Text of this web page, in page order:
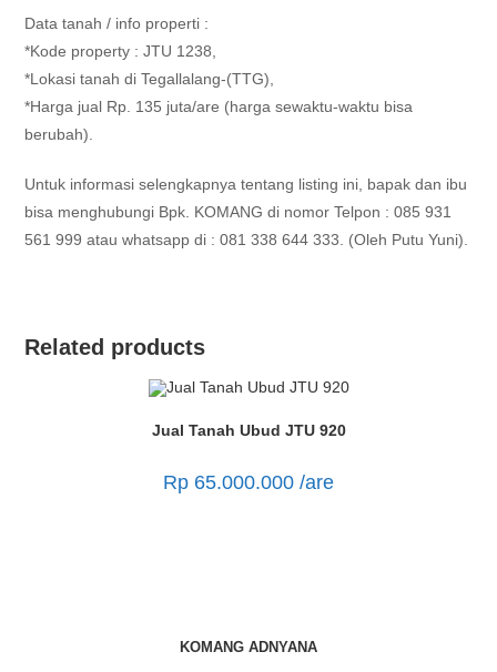
Data tanah / info properti :
*Kode property : JTU 1238,
*Lokasi tanah di Tegallalang-(TTG),
*Harga jual Rp. 135 juta/are (harga sewaktu-waktu bisa
berubah).
Untuk informasi selengkapnya tentang listing ini, bapak dan ibu
bisa menghubungi Bpk. KOMANG di nomor Telpon : 085 931
561 999 atau whatsapp di : 081 338 644 333. (Oleh Putu Yuni).
Related products
Jual Tanah Ubud JTU 920
Rp 65.000.000 /are
KOMANG ADNYANA